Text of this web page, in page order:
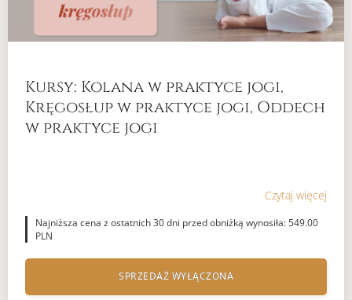
Kursy: Kolana w praktyce jogi,
Kręgosłup w praktyce jogi, Oddech
w praktyce jogi
Czytaj więcej
Najniższa cena z ostatnich 30 dni przed obniżką wynosiła: 549.00
PLN
SPRZEDAŻ WYŁĄCZONA